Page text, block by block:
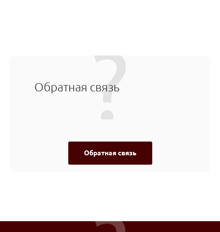
Обратная связь
Обратная связь